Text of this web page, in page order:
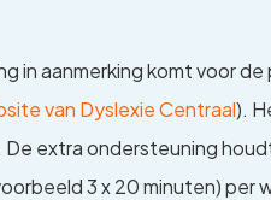
in aanmerking komt voor
van Dyslexie Centraal).
extra ondersteuning
3 x 20 minuten)